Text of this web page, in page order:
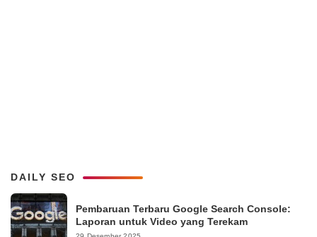
DAILY SEO
Pembaruan Terbaru Google Search Console:
Laporan untuk Video yang Terekam